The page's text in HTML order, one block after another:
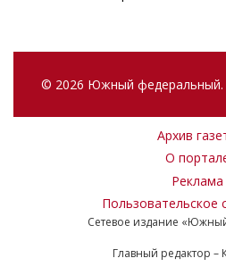
© 2026 Южный федеральный.
Архив
О
Реклама
Пользовательское
Сетевое издание
Главный редактор –